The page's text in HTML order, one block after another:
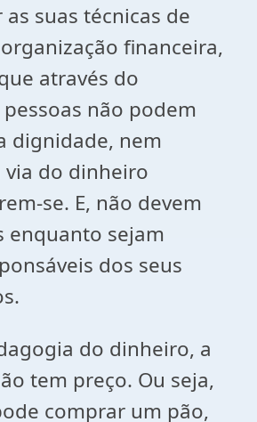
suas técnicas de
financeira,
através do
não podem
dignidade, nem
do dinheiro
se. E, não devem
enquanto sejam
dos seus
do dinheiro, a
tem preço. Ou seja,
comprar um pão,